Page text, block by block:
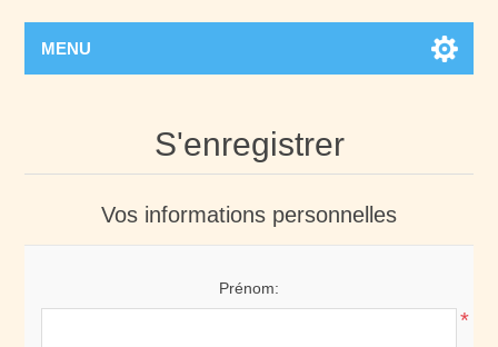
MENU
S'enregistrer
Vos informations personnelles
Prénom:
*